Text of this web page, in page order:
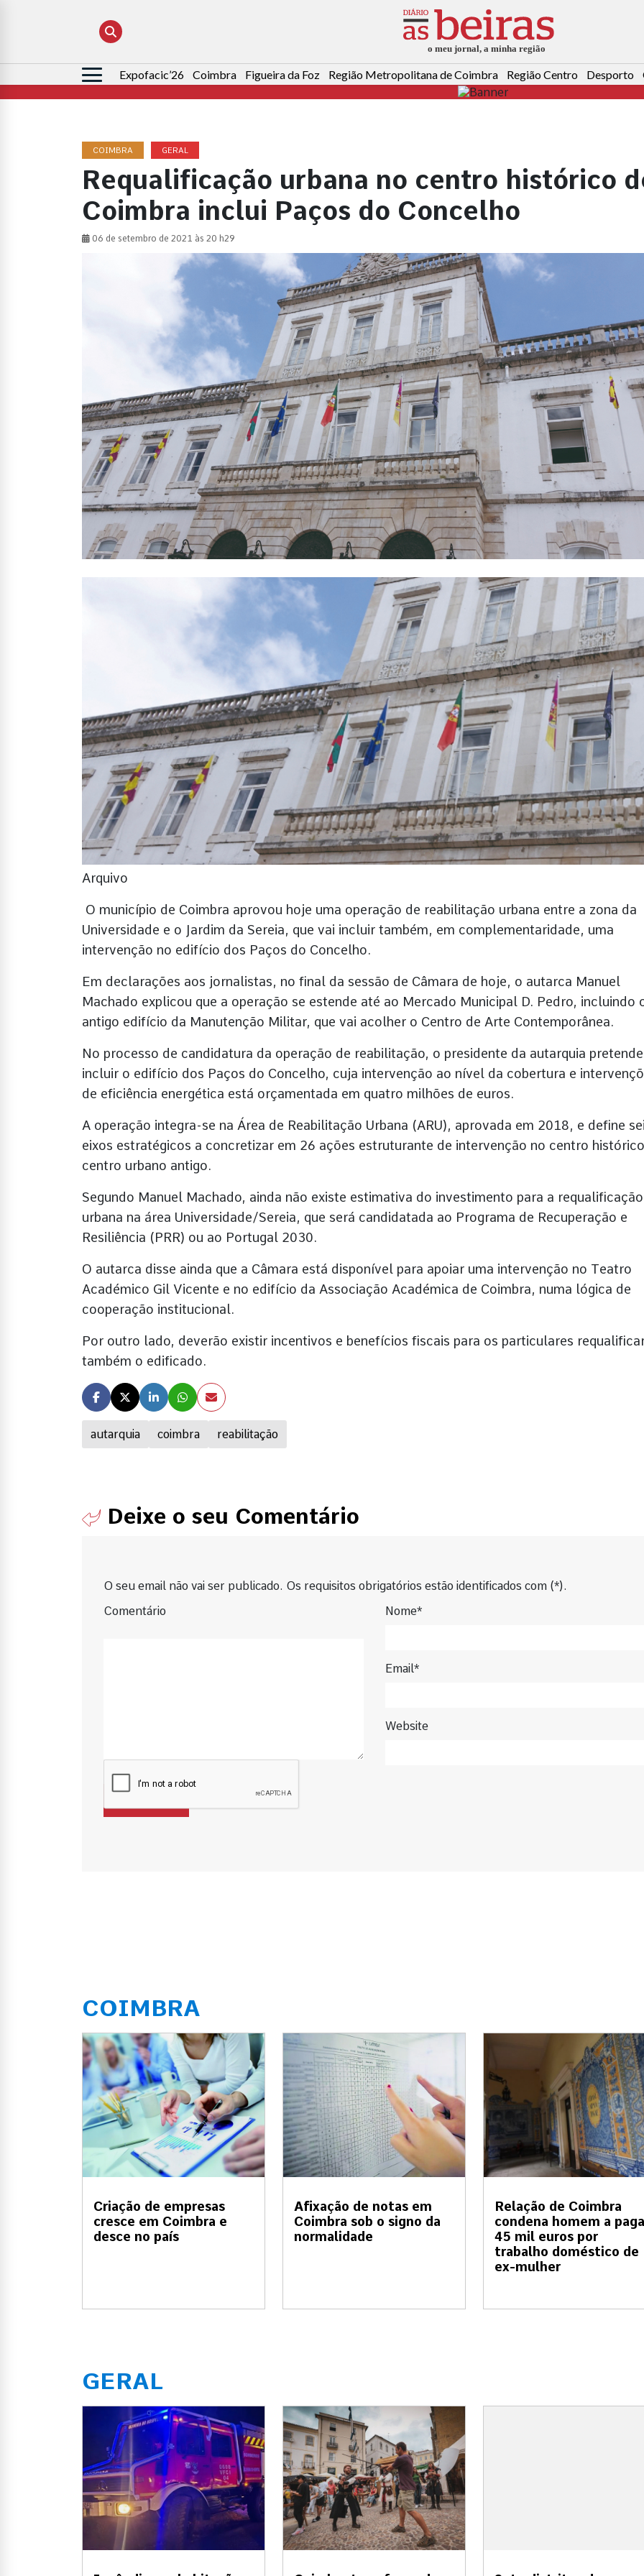
Pesquisar
por:
Expofacic’26 Coimbra Figueira da Foz Região Metropolitana de Coimbra Região Centro Desporto
COIMBRA GERAL
Requalificação urbana no centro histórico
Coimbra inclui Paços do Concelho
06 de setembro de 2021 às 20 h29
autarquia coimbra reabilitação
Arquivo
O município de Coimbra aprovou hoje uma operação de reabilitação urbana entre a zona da
Universidade e o Jardim da Sereia, que vai incluir também, em complementaridade, uma
intervenção no edifício dos Paços do Concelho.
Em declarações aos jornalistas, no final da sessão de Câmara de hoje, o autarca Manuel
Machado explicou que a operação se estende até ao Mercado Municipal D. Pedro, incluindo
antigo edifício da Manutenção Militar, que vai acolher o Centro de Arte Contemporânea.
No processo de candidatura da operação de reabilitação, o presidente da autarquia pretende
incluir o edifício dos Paços do Concelho, cuja intervenção ao nível da cobertura e
de eficiência energética está orçamentada em quatro milhões de euros.
A operação integra-se na Área de Reabilitação Urbana (ARU), aprovada em 2018, e define
eixos estratégicos a concretizar em 26 ações estruturante de intervenção no centro
centro urbano antigo.
Segundo Manuel Machado, ainda não existe estimativa do investimento para a requalificação
urbana na área Universidade/Sereia, que será candidatada ao Programa de Recuperação e
Resiliência (PRR) ou ao Portugal 2030.
O autarca disse ainda que a Câmara está disponível para apoiar uma intervenção no Teatro
Académico Gil Vicente e no edifício da Associação Académica de Coimbra, numa lógica de
cooperação institucional.
Por outro lado, deverão existir incentivos e benefícios fiscais para os particulares
também o edificado.
Deixe o seu Comentário
O seu email não vai ser publicado. Os requisitos obrigatórios estão identificados com (*).
Comentário
Nome*
Email*
Website
COIMBRA
Criação de empresas
cresce em Coimbra e
desce no país
Afixação de notas em
Coimbra sob o signo da
normalidade
Relação de Coimbra
condena homem a
45 mil euros por
trabalho doméstico de
ex-mulher
GERAL